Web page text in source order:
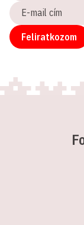
E-
mail
cím
Feliratkozom